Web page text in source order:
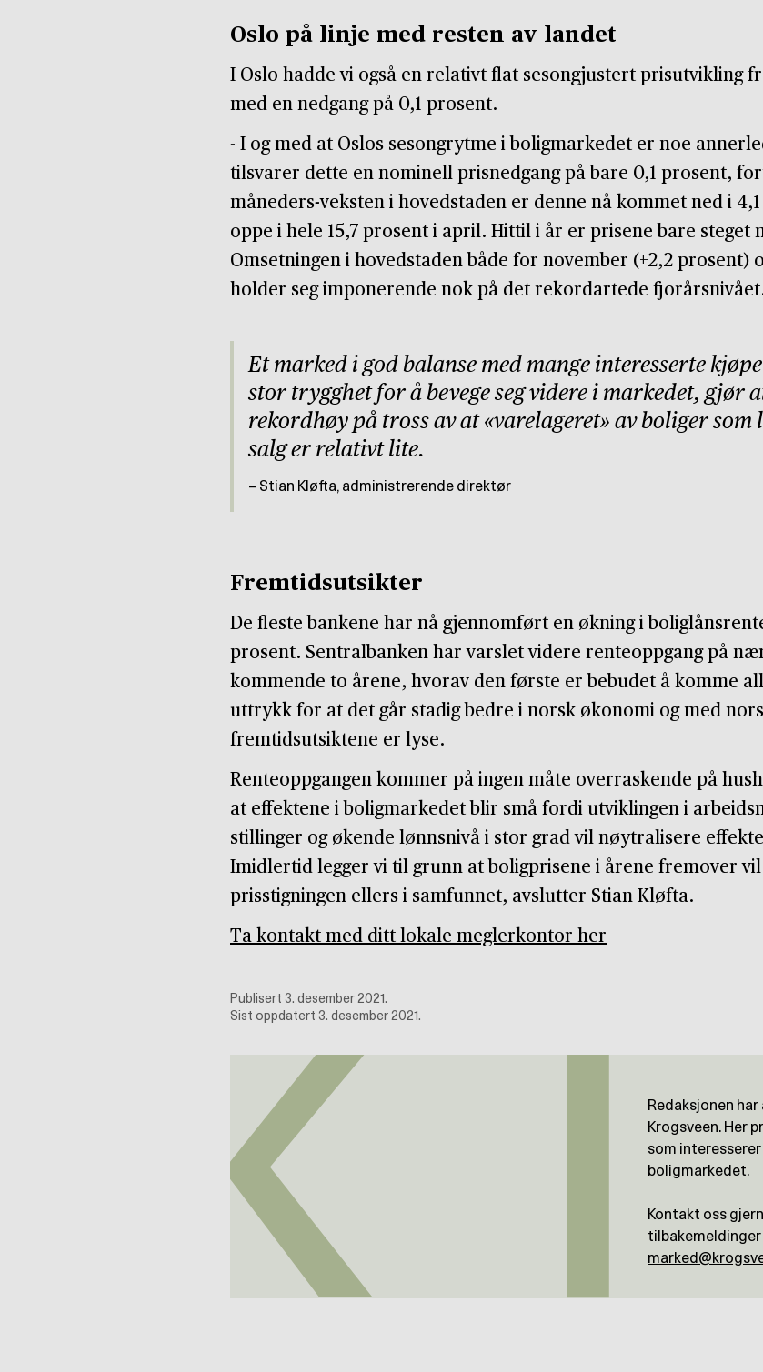
Oslo på linje med resten av landet
I Oslo hadde vi også en relativt flat sesongjustert prisutvikling
med en nedgang på 0,1 prosent.
- I og med at Oslos sesongrytme i boligmarkedet er noe
tilsvarer dette en nominell prisnedgang på bare 0,1 prosent,
måneders-veksten i hovedstaden er denne nå kommet ned i
oppe i hele 15,7 prosent i april. Hittil i år er prisene bare steget
Omsetningen i hovedstaden både for november (+2,2 prosent)
holder seg imponerende nok på det rekordartede
Et marked i god balanse med mange interesserte
stor trygghet for å bevege seg videre i markedet, gjør
rekordhøy på tross av at «varelageret» av boliger
salg er relativt lite.
Stian Kløfta, administrerende direktør
Fremtidsutsikter
De fleste bankene har nå gjennomført en økning i
prosent. Sentralbanken har varslet videre renteoppgang på
kommende to årene, hvorav den første er bebudet å komme
uttrykk for at det går stadig bedre i norsk økonomi og med
fremtidsutsiktene er lyse.
Renteoppgangen kommer på ingen måte overraskende på
at effektene i boligmarkedet blir små fordi utviklingen i
stillinger og økende lønnsnivå i stor grad vil nøytralisere
Imidlertid legger vi til grunn at boligprisene i årene fremover
prisstigningen ellers i samfunnet, avslutter Stian Kløfta.
Ta kontakt med ditt lokale meglerkontor her
Publisert 3. desember 2021.
Sist oppdatert 3. desember 2021.
Redaksjonen
Krogsveen. Her
som
boligmarkedet.
Kontakt oss
tilbakemeldinger